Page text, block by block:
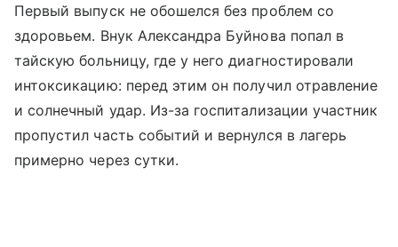
Первый выпуск не обошелся без проблем со
здоровьем. Внук Александра Буйнова попал в
тайскую больницу, где у него диагностировали
интоксикацию: перед этим он получил отравление
и солнечный удар. Из-за госпитализации участник
пропустил часть событий и вернулся в лагерь
примерно через сутки.